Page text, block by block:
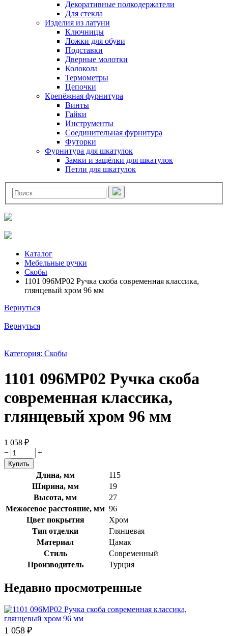
Декоративные полкодержатели
Для стекла
Изделия из латуни
Ключницы
Ложки для обуви
Подставки
Дверные молотки
Колокола
Термометры
Цепочки
Крепёжная фурнитура
Винты
Гайки
Инструменты
Соединительная фурнитура
Футорки
Фурнитура для шкатулок
Замки и защёлки для шкатулок
Петли для шкатулок
Каталог
Мебельные ручки
Скобы
1101 096MP02 Ручка скоба современная классика,
глянцевый хром 96 мм
Вернуться
Вернуться
Категория: Скобы
1101 096MP02 Ручка скоба
современная классика,
глянцевый хром 96 мм
1 058 ₽
−
+
Длина, мм
115
Ширина, мм
19
Высота, мм
27
Межосевое расстояние, мм 96
Цвет покрытия
Хром
Тип отделки
Глянцевая
Материал
Цамак
Стиль
Современный
Производитель
Турция
Недавно просмотренные
1 058 ₽